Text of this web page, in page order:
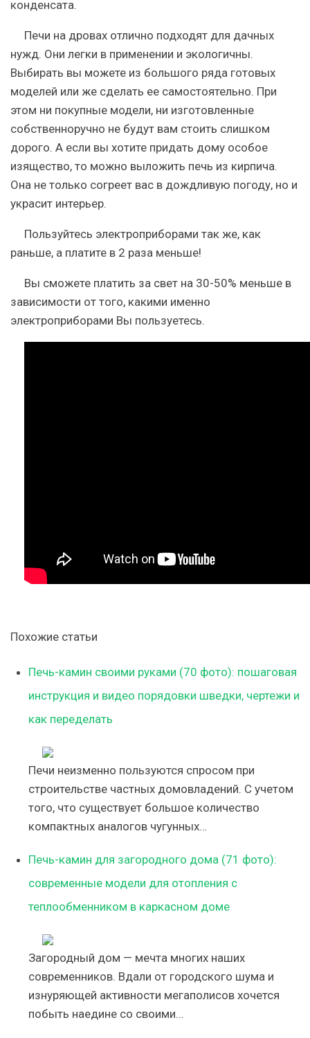
конденсата.
Печи на дровах отлично подходят для дачных
нужд. Они легки в применении и экологичны.
Выбирать вы можете из большого ряда готовых
моделей или же сделать ее самостоятельно. При
этом ни покупные модели, ни изготовленные
собственноручно не будут вам стоить слишком
дорого. А если вы хотите придать дому особое
изящество, то можно выложить печь из кирпича.
Она не только согреет вас в дождливую погоду, но и
украсит интерьер.
Пользуйтесь электроприборами так же, как
раньше, а платите в 2 раза меньше!
Вы сможете платить за свет на 30-50% меньше в
зависимости от того, какими именно
электроприборами Вы пользуетесь.
Похожие статьи
Печь-камин своими руками (70 фото): пошаговая
инструкция и видео порядовки шведки, чертежи и
как переделать
Печи неизменно пользуются спросом при
строительстве частных домовладений. С учетом
того, что существует большое количество
компактных аналогов чугунных…
Печь-камин для загородного дома (71 фото):
современные модели для отопления с
теплообменником в каркасном доме
Загородный дом — мечта многих наших
современников. Вдали от городского шума и
изнуряющей активности мегаполисов хочется
побыть наедине со своими…